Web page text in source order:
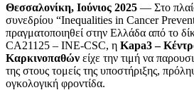
Θεσσαλονίκη, Ιούνιος 2025 — Στο
συνεδρίου “Inequalities in Cancer
πραγματοποιηθεί στην Ελλάδα από το
CA21125 – INE-CSC, η Kapa3 –
Καρκινοπαθών είχε την τιμή να
της στους τομείς της υποστήριξης,
ογκολογική φροντίδα.